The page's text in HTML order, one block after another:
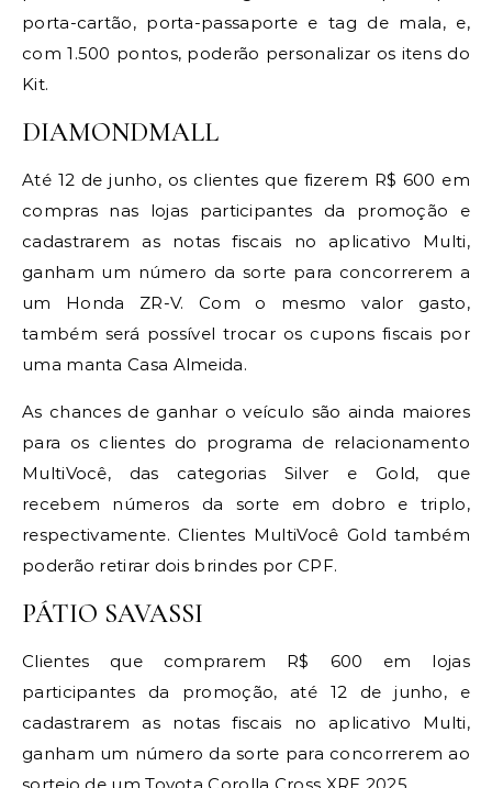
porta-cartão, porta-passaporte e tag de mala, e,
com 1.500 pontos, poderão personalizar os itens do
Kit.
DIAMONDMALL
Até 12 de junho, os clientes que fizerem R$ 600 em
compras nas lojas participantes da promoção e
cadastrarem as notas fiscais no aplicativo Multi,
ganham um número da sorte para concorrerem a
um Honda ZR-V. Com o mesmo valor gasto,
também será possível trocar os cupons fiscais por
uma manta Casa Almeida.
As chances de ganhar o veículo são ainda maiores
para os clientes do programa de relacionamento
MultiVocê, das categorias Silver e Gold, que
recebem números da sorte em dobro e triplo,
respectivamente. Clientes MultiVocê Gold também
poderão retirar dois brindes por CPF.
PÁTIO SAVASSI
Clientes que comprarem R$ 600 em lojas
participantes da promoção, até 12 de junho, e
cadastrarem as notas fiscais no aplicativo Multi,
ganham um número da sorte para concorrerem ao